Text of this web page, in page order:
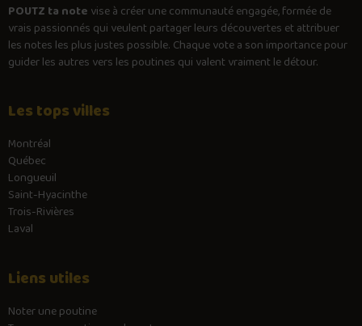
POUTZ ta note vise à créer une communauté engagée, formée de
vrais passionnés qui veulent partager leurs découvertes et attribuer
les notes les plus justes possible. Chaque vote a son importance pour
guider les autres vers les poutines qui valent vraiment le détour.
Les tops villes
Montréal
Québec
Longueuil
Saint-Hyacinthe
Trois-Rivières
Laval
Liens utiles
Noter une poutine